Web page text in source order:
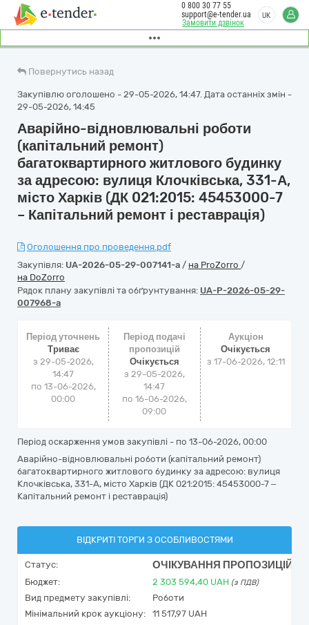
Замовити дзвінок
0 800 30 77 55
support@e-tender.ua
UK
Повернутись назад
Закупівлю оголошено - 29-05-2026, 14:47. Дата останніх змін -
29-05-2026, 14:45
Аварійно-відновлювальні роботи
(капітальний ремонт)
багатоквартирного житлового будинку
за адресою: вулиця Клочківська, 331-А,
місто Харків (ДК 021:2015: 45453000-7
– Капітальний ремонт і реставрація)
Оголошення про проведення.pdf
Закупівля: UA-2026-05-29-007141-a / на ProZorro /
на DoZorro
Рядок плану закупівлі та обґрунтування: UA-P-2026-05-29-
007968-a
Період уточнень
Триває
з 29-05-2026,
14:47
по 13-06-2026,
00:00
Період подачі
пропозицій
Очікується
з 29-05-2026,
14:47
по 16-06-2026,
09:00
Аукціон
Очікується
з 17-06-2026, 12:11
Період оскарження умов закупівлі - по 13-06-2026, 00:00
Аварійно-відновлювальні роботи (капітальний ремонт)
багатоквартирного житлового будинку за адресою: вулиця
Клочківська, 331-А, місто Харків (ДК 021:2015: 45453000-7 –
Капітальний ремонт і реставрація)
ВІДКРИТІ ТОРГИ З ОСОБЛИВОСТЯМИ
Статус: ОЧІКУВАННЯ ПРОПОЗИЦІЙ
Бюджет: 2 303 594,40 UAH (з ПДВ)
Вид предмету закупівлі:
Роботи
Мінімальний крок аукціону:
11 517,97 UAH